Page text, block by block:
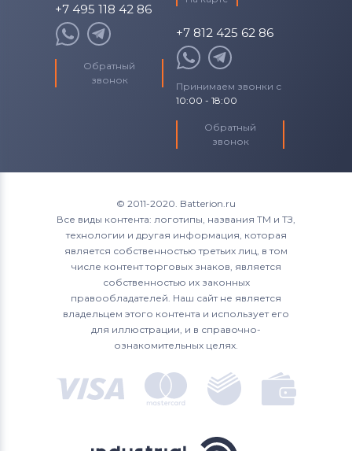
+7 495 118 42 86
Обратный
звонок
+7 812 425 62 86
Принимаем звонки с
10:00 - 18:00
Обратный
звонок
© 2011-2020. Batterion.ru
Все виды контента: логотипы, названия ТМ и ТЗ,
технологии и другая информация, которая
является собственностью третьих лиц, в том
числе контент торговых знаков, является
собственностью их законных
правообладателей. Наш сайт не является
владельцем этого контента и использует его
для иллюстрации, и в справочно-
ознакомительных целях.